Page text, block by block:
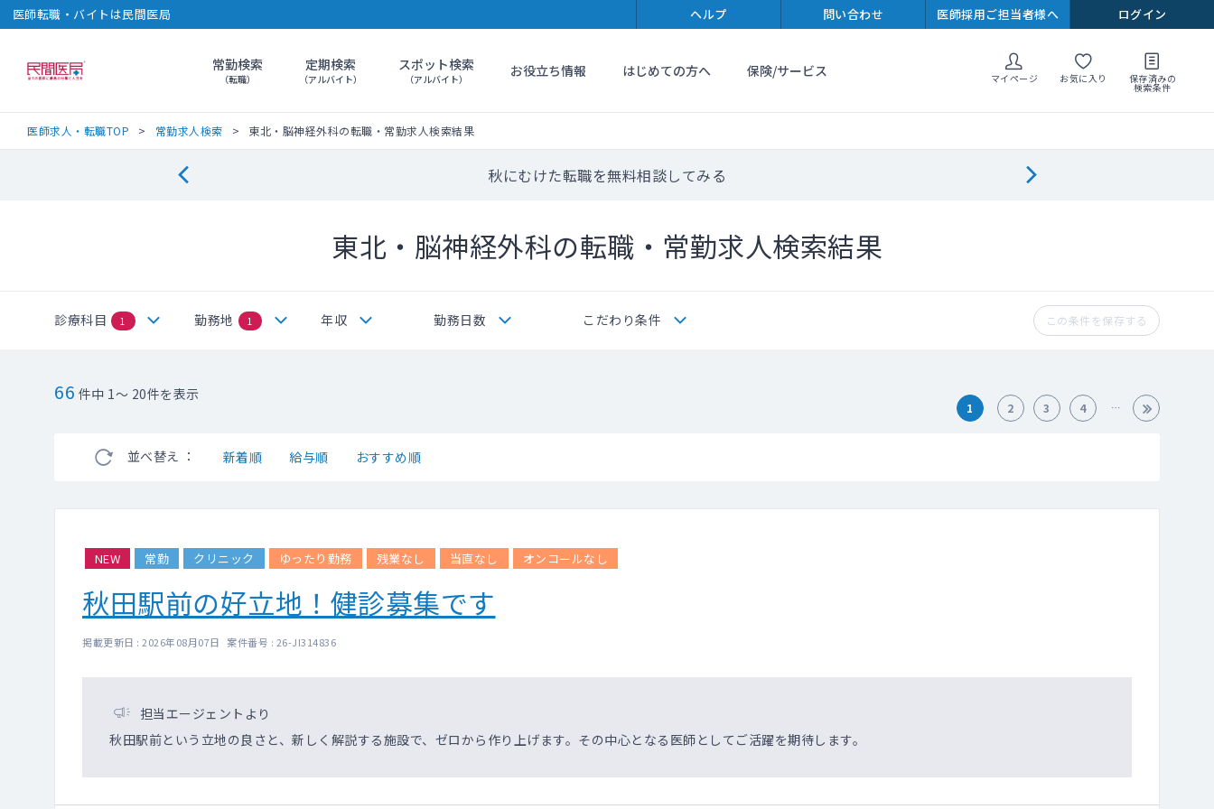
医師転職・バイトは民間医局 ヘルプ 問い合わせ 医師採用ご担当者様へ ログイン
民間医局常勤検索
（転職）
定期検索
（アルバイト）
スポット検索
（アルバイト） お役立ち情報 はじめての方へ 保険/サービス マイページ お気に入り 保存済みの
検索条件
医師求人・転職TOP 常勤求人検索 東北・脳神経外科の転職・常勤求人検索結果
秋にむけた転職を無料相談してみる
東北・脳神経外科の転職・常勤求人検索結果
診療科目 1 勤務地 1 年収 勤務日数 こだわり条件 この条件を保存する
66 件中 1～ 20件を表示
並べ替え ： 新着順 給与順 おすすめ順
1 2 3 4
NEW 常勤 クリニック ゆったり勤務 残業なし 当直なし オンコールなし
秋田駅前の好立地！健診募集です
掲載更新日 : 2026年08月07日 案件番号 : 26-JI314836
担当エージェントより
秋田駅前という立地の良さと、新しく解説する施設で、ゼロから作り上げます。その中心となる医師としてご活躍を期待します。